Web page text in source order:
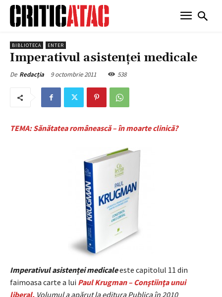
BIBLIOTECA ENTER
Imperativul asistenței medicale
De Redacția 9 octombrie 2011 538
TEMA: Sănătatea românească – în moarte clinică?
Imperativul asistenței medicaleeste capitolul 11 din
faimoasa carte a lui Paul Krugman – Conştiinţa unui
liberal. Volumul a apărut la editura Publica în 2010